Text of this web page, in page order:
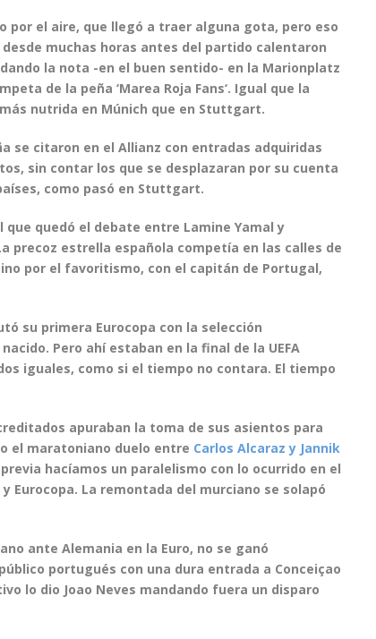
por el aire, que llegó a traer alguna gota, pero eso
muchas horas antes del partido calentaron
la nota -en el buen sentido- en la Marionplatz
de la peña ‘Marea Roja Fans‘. Igual que la
nutrida en Múnich que en Stuttgart.
se citaron en el Allianz con entradas adquiridas
sin contar los que se desplazaran por su cuenta
como pasó en Stuttgart.
quedó el debate entre Lamine Yamal y
precoz estrella española competía en las calles de
por el favoritismo, con el capitán de Portugal,
su primera Eurocopa con la selección
Pero ahí estaban en la final de la UEFA
iguales, como si el tiempo no contara. El tiempo
apuraban la toma de sus asientos para
el maratoniano duelo entre Carlos Alcaraz y Jannik
previa hacíamos un paralelismo con lo ocurrido en el
y Eurocopa. La remontada del murciano se solapó
ante Alemania en la Euro, no se ganó
portugués con una dura entrada a Conceiçao
lo dio Joao Neves mandando fuera un disparo